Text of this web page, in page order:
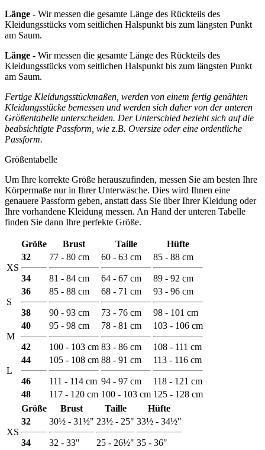
Länge - Wir messen die gesamte Länge des Rückteils des
Kleidungsstücks vom seitlichen Halspunkt bis zum längsten Punkt
am Saum.
Länge - Wir messen die gesamte Länge des Rückteils des
Kleidungsstücks vom seitlichen Halspunkt bis zum längsten Punkt
am Saum.
Fertige Kleidungsstückmaßen, werden von einem fertig genähten
Kleidungsstücke bemessen und werden sich daher von der unteren
Größentabelle unterscheiden. Der Unterschied bezieht sich auf die
beabsichtigte Passform, wie z.B. Oversize oder eine ordentliche
Passform.
Größentabelle
Um Ihre korrekte Größe herauszufinden, messen Sie am besten Ihre
Körpermaße nur in Ihrer Unterwäsche. Dies wird Ihnen eine
genauere Passform geben, anstatt dass Sie über Ihrer Kleidung oder
Ihre vorhandene Kleidung messen. An Hand der unteren Tabelle
finden Sie dann Ihre perfekte Größe.
Größe Brust Taille Hüfte
XS
32
34
77 - 80 cm
81 - 84 cm
60 - 63 cm
64 - 67 cm
85 - 88 cm
89 - 92 cm
S
36
38
85 - 88 cm
90 - 93 cm
68 - 71 cm
73 - 76 cm
93 - 96 cm
98 - 101 cm
M
40
42
95 - 98 cm
100 - 103 cm
78 - 81 cm
83 - 86 cm
103 - 106 cm
108 - 111 cm
L
44
46
105 - 108 cm
111 - 114 cm
88 - 91 cm
94 - 97 cm
113 - 116 cm
118 - 121 cm
48
117 - 120 cm 100 - 103 cm 125 - 128 cm
Größe
Brust Taille Hüfte
XS
32
34
30½ - 31½"
32 - 33"
23½ - 25"
25 - 26½"
33½ - 34½"
35 - 36"